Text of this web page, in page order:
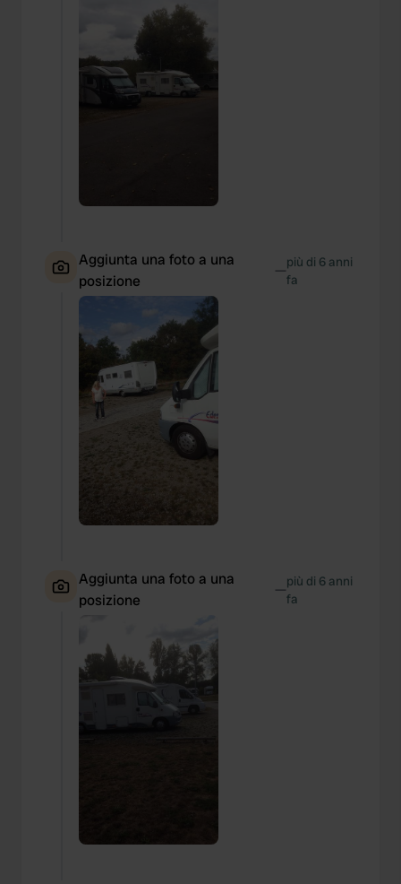
Aggiunta una foto a una
posizione
—più di 6 anni
fa
Aggiunta una foto a una
posizione
—più di 6 anni
fa